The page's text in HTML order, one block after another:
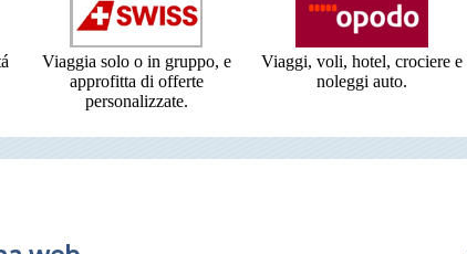
Viaggia solo o in gruppo, e
approfitta di offerte
personalizzate.
Viaggi, voli, hotel, crociere e
noleggi auto.